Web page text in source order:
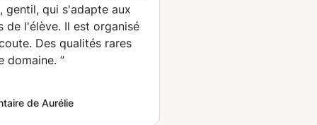
gentil, qui s'adapte aux
de l'élève. Il est organisé
Des qualités rares
domaine. ”
de Aurélie